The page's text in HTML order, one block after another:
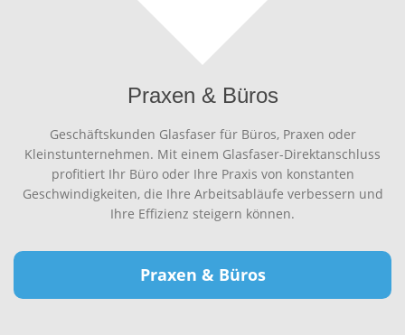
Praxen & Büros
Geschäftskunden Glasfaser für Büros, Praxen oder
Kleinstunternehmen. Mit einem Glasfaser-Direktanschluss
profitiert Ihr Büro oder Ihre Praxis von konstanten
Geschwindigkeiten, die Ihre Arbeitsabläufe verbessern und
Ihre Effizienz steigern können.
Praxen & Büros